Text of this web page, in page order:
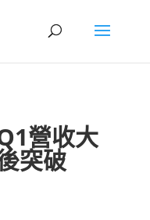
營收大
突破